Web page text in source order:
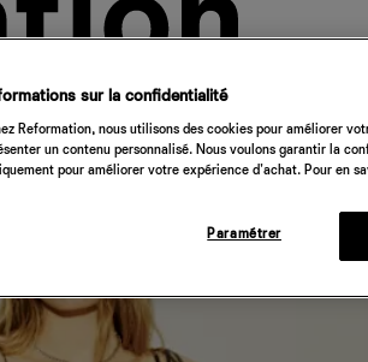
sur la confidentialité
Reformation, nous utilisons des cookies pour améliorer
un contenu personnalisé. Nous voulons garantir la
pour améliorer votre expérience d'achat. Pour en
Paramétrer